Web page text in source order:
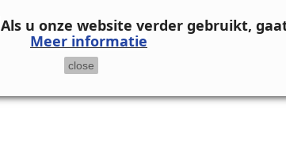
Als u onze website verder gebruikt,
Meer informatie
close